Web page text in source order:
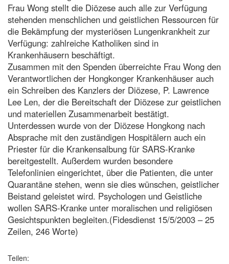
Frau Wong stellt die Diözese auch alle zur Verfügung
stehenden menschlichen und geistlichen Ressourcen für
die Bekämpfung der mysteriösen Lungenkrankheit zur
Verfügung: zahlreiche Katholiken sind in
Krankenhäusern beschäftigt.
Zusammen mit den Spenden überreichte Frau Wong den
Verantwortlichen der Hongkonger Krankenhäuser auch
ein Schreiben des Kanzlers der Diözese, P. Lawrence
Lee Len, der die Bereitschaft der Diözese zur geistlichen
und materiellen Zusammenarbeit bestätigt.
Unterdessen wurde von der Diözese Hongkong nach
Absprache mit den zuständigen Hospitälern auch ein
Priester für die Krankensalbung für SARS-Kranke
bereitgestellt. Außerdem wurden besondere
Telefonlinien eingerichtet, über die Patienten, die unter
Quarantäne stehen, wenn sie dies wünschen, geistlicher
Beistand geleistet wird. Psychologen und Geistliche
wollen SARS-Kranke unter moralischen und religiösen
Gesichtspunkten begleiten.(Fidesdienst 15/5/2003 – 25
Zeilen, 246 Worte)
Teilen: